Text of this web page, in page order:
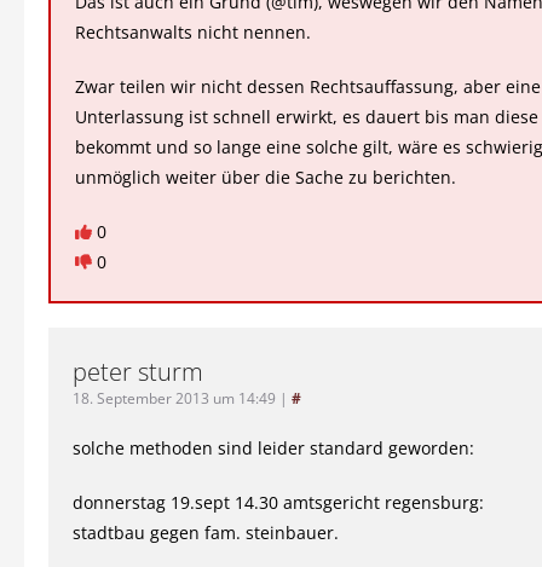
Rechtsanwalts nicht nennen.
Zwar teilen wir nicht dessen Rechtsauffassung, aber eine
Unterlassung ist schnell erwirkt, es dauert bis man diese
bekommt und so lange eine solche gilt, wäre es
unmöglich weiter über die Sache zu berichten.
0
0
peter sturm
18. September 2013 um 14:49 | #
solche methoden sind leider standard geworden:
donnerstag 19.sept 14.30 amtsgericht regensburg:
stadtbau gegen fam. steinbauer.